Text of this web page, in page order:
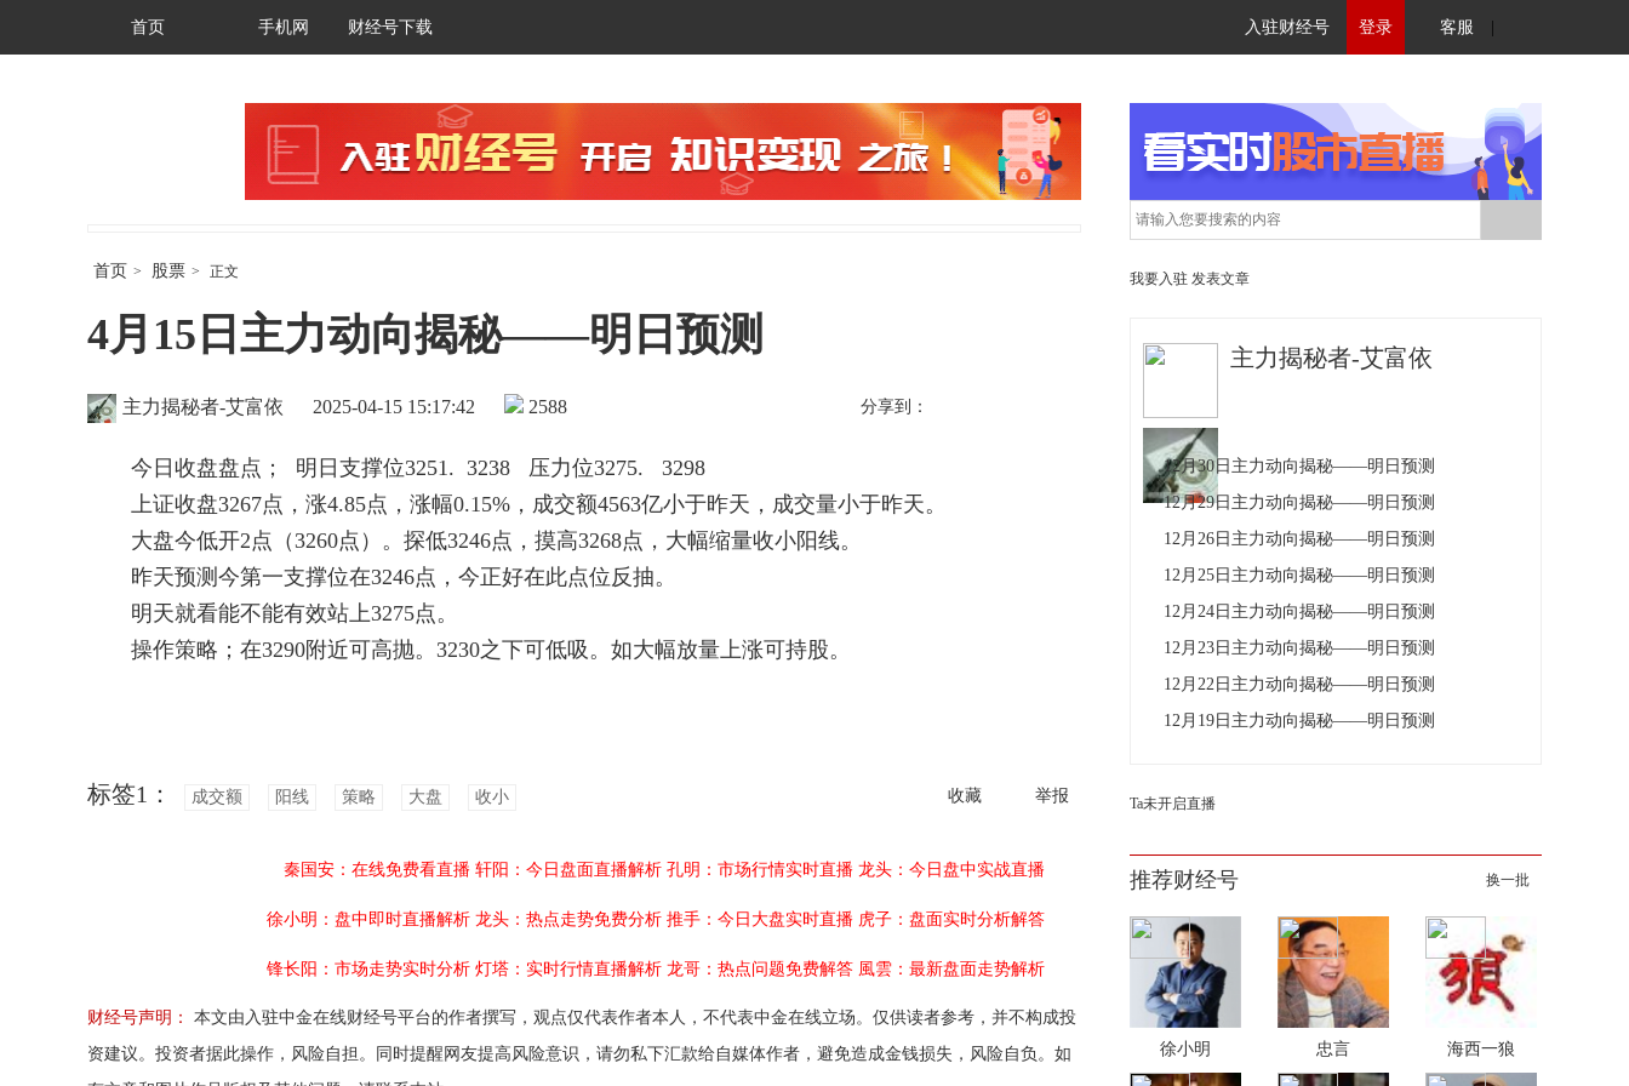
首页 手机网 财经号下载 入驻财经号 登录 客服
首页 > 股票 > 正文
4月15日主力动向揭秘——明日预测
主力揭秘者-艾富依 2025-04-15 15:17:42 2588 分享到：
今日收盘盘点； 明日支撑位3251. 3238 压力位3275. 3298
上证收盘3267点，涨4.85点，涨幅0.15%，成交额4563亿小于昨天，成交量小于昨天。
大盘今低开2点（3260点）。探低3246点，摸高3268点，大幅缩量收小阳线。
昨天预测今第一支撑位在3246点，今正好在此点位反抽。
明天就看能不能有效站上3275点。
操作策略；在3290附近可高抛。3230之下可低吸。如大幅放量上涨可持股。
收藏 举报
标签1： 成交额 阳线 策略 大盘 收小
秦国安：在线免费看直播 轩阳：今日盘面直播解析 孔明：市场行情实时直播 龙头：今日盘中实战直播
徐小明：盘中即时直播解析 龙头：热点走势免费分析 推手：今日大盘实时直播 虎子：盘面实时分析解答
锋长阳：市场走势实时分析 灯塔：实时行情直播解析 龙哥：热点问题免费解答 風雲：最新盘面走势解析
财经号声明：
本文由入驻中金在线财经号平台的作者撰写，观点仅代表作者本人，不代表中金在线立场。仅供读者参考，并不构成投
资建议。投资者据此操作，风险自担。同时提醒网友提高风险意识，请勿私下汇款给自媒体作者，避免造成金钱损失，风险自负。如
我要入驻 发表文章
主力揭秘者-艾富依
12月30日主力动向揭秘——明日预测
12月29日主力动向揭秘——明日预测
12月26日主力动向揭秘——明日预测
12月25日主力动向揭秘——明日预测
12月24日主力动向揭秘——明日预测
12月23日主力动向揭秘——明日预测
12月22日主力动向揭秘——明日预测
12月19日主力动向揭秘——明日预测
Ta未开启直播
推荐财经号 换一批
徐小明 忠言 海西一狼